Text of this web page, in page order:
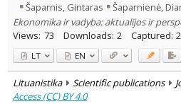
Šaparnis, Gintaras
Šaparnienė,
Ekonomika ir vadyba: aktualijos ir
Views: 73 Downloads: 2 Captured:
LT EN
Lituanistika Scientific publications
Access (CC) BY 4.0